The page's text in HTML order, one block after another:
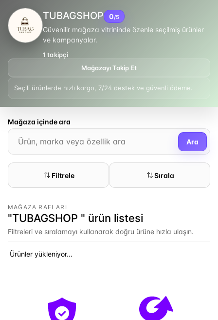
TUBAGSHOP 0/5
Güvenilir mağaza vitrininde özenle seçilmiş ürünler
ve kampanyalar.
1 takipçi
Mağazayı Takip Et
Seçili ürünlerde hızlı kargo, 7/24 destek ve güvenli ödeme.
Mağaza içinde ara
Ara
Filtrele Sırala
MAĞAZA RAFLARI
"TUBAGSHOP " ürün listesi
Filtreleri ve sıralamayı kullanarak doğru ürüne hızla ulaşın.
Ürünler yükleniyor...